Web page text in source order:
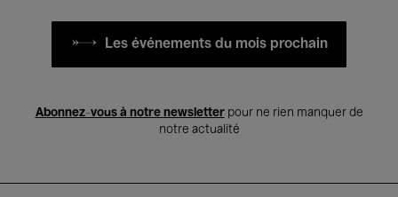
Les événements du mois prochain
Abonnez-vous à notre newsletterpour ne rien manquer de
notre actualité